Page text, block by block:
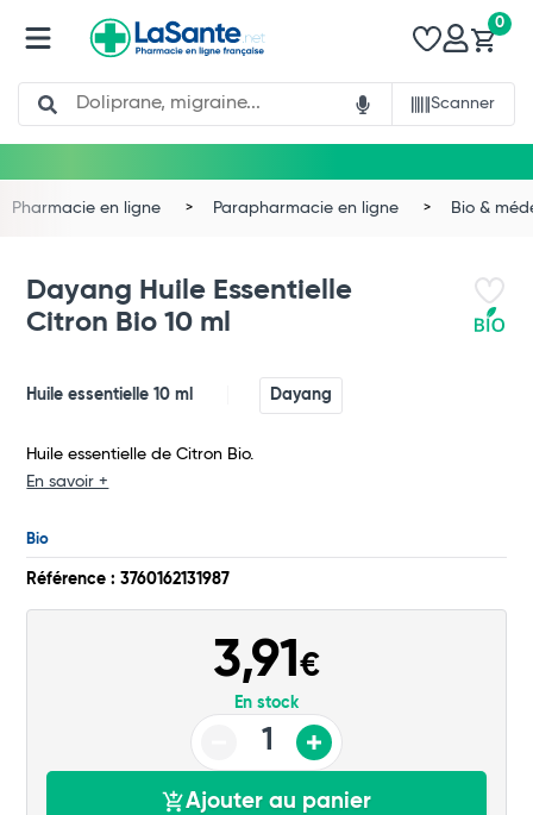
Search
Scanner
0
Commander
Pharmacie en ligne Parapharmacie en ligne Bio &
Dayang Huile Essentielle
Citron Bio 10 ml
Huile essentielle 10 ml Dayang
Huile essentielle de Citron Bio.
En savoir +
Bio
Référence : 3760162131987
3,91€
En stock
Ajouter au panier